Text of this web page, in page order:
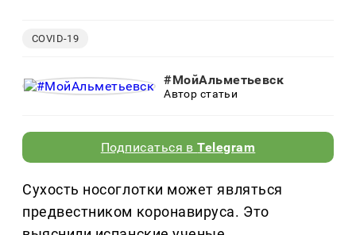
COVID-19
#МойАльметьевск
Автор статьи
Подписаться вTelegram
Сухость носоглотки может являться
предвестником коронавируса. Это